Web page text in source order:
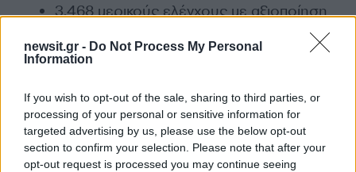
newsit.gr - Do Not Process My Personal
Information
If you wish to opt-out of the sale, sharing to third parties, or
processing of your personal or sensitive information for
targeted advertising by us, please use the below opt-out
section to confirm your selection. Please note that after your
opt-out request is processed you may continue seeing
3.468 μερικούς ελέγχους με αξιοποίηση
ενδοκοινοτικών συναλλαγών
ελάχιστου ετήσιου εισοδήματος
6.350 στοχευμένους ελέγχους βάσει
κριτηρίων κινδύνου
1.500 ελέγχους κατόπιν πληροφοριακών